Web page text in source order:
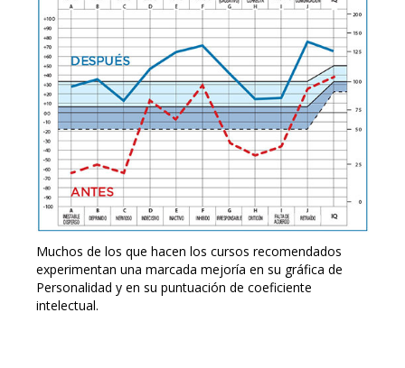
Muchos de los que hacen los cursos recomendados
experimentan una marcada mejoría en su gráfica de
Personalidad y en su puntuación de coeficiente
intelectual.